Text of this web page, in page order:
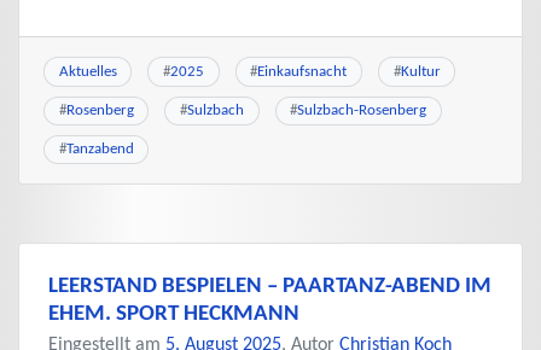
Aktuelles #2025 #Einkaufsnacht #Kultur
#Rosenberg #Sulzbach #Sulzbach-Rosenberg
#Tanzabend
LEERSTAND BESPIELEN – PAARTANZ-ABEND IM
EHEM. SPORT HECKMANN
Eingestellt am 5. August 2025, Autor Christian Koch